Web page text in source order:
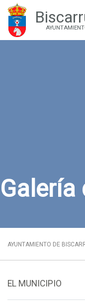
Galería
AYUNTAMIENTO DE
EL MUNICIPIO